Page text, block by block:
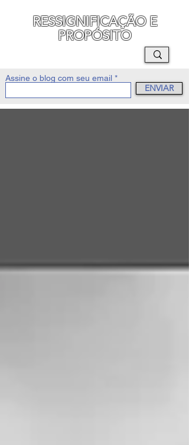
RESSIGNIFICAÇÃO E
PROPÓSITO
Assine o blog com seu email
ENVIAR